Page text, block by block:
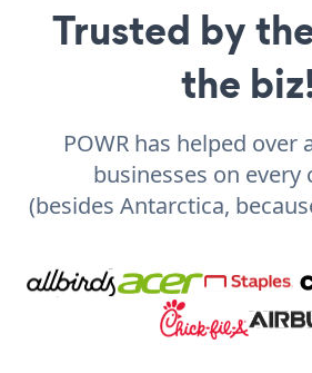
Trusted by
the
POWR has helped over
businesses on every
(besides Antarctica,